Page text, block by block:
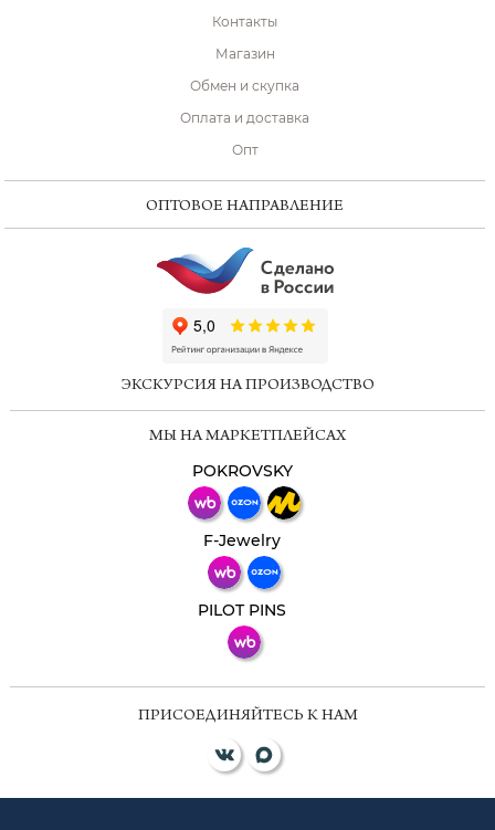
Контакты
Магазин
Обмен и скупка
Оплата и доставка
Опт
ОПТОВОЕ НАПРАВЛЕНИЕ
ЭКСКУРСИЯ НА ПРОИЗВОДСТВО
МЫ НА МАРКЕТПЛЕЙСАХ
POKROVSKY
F-Jewelry
PILOT PINS
ПРИСОЕДИНЯЙТЕСЬ К НАМ